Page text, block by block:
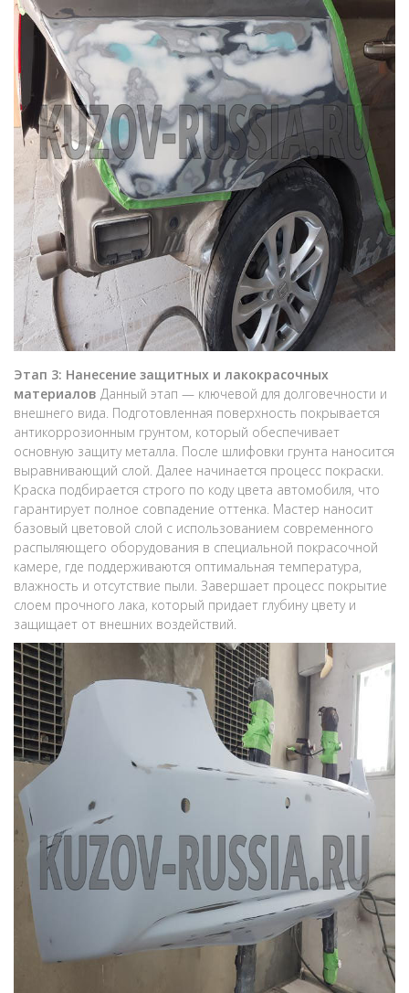
Этап 3: Нанесение защитных и лакокрасочных
материалов Данный этап — ключевой для долговечности и
внешнего вида. Подготовленная поверхность покрывается
антикоррозионным грунтом, который обеспечивает
основную защиту металла. После шлифовки грунта наносится
выравнивающий слой. Далее начинается процесс покраски.
Краска подбирается строго по коду цвета автомобиля, что
гарантирует полное совпадение оттенка. Мастер наносит
базовый цветовой слой с использованием современного
распыляющего оборудования в специальной покрасочной
камере, где поддерживаются оптимальная температура,
влажность и отсутствие пыли. Завершает процесс покрытие
слоем прочного лака, который придает глубину цвету и
защищает от внешних воздействий.